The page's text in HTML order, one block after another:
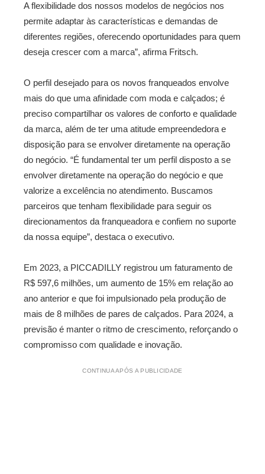
A flexibilidade dos nossos modelos de negócios nos
permite adaptar às características e demandas de
diferentes regiões, oferecendo oportunidades para quem
deseja crescer com a marca”, afirma Fritsch.
O perfil desejado para os novos franqueados envolve
mais do que uma afinidade com moda e calçados; é
preciso compartilhar os valores de conforto e qualidade
da marca, além de ter uma atitude empreendedora e
disposição para se envolver diretamente na operação
do negócio. “É fundamental ter um perfil disposto a se
envolver diretamente na operação do negócio e que
valorize a excelência no atendimento. Buscamos
parceiros que tenham flexibilidade para seguir os
direcionamentos da franqueadora e confiem no suporte
da nossa equipe”, destaca o executivo.
Em 2023, a PICCADILLY registrou um faturamento de
R$ 597,6 milhões, um aumento de 15% em relação ao
ano anterior e que foi impulsionado pela produção de
mais de 8 milhões de pares de calçados. Para 2024, a
previsão é manter o ritmo de crescimento, reforçando o
compromisso com qualidade e inovação.
CONTINUA APÓS A PUBLICIDADE